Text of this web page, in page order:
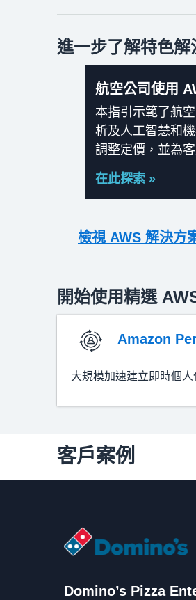
進一步了解特色解
航空公司使用
本指引示範了航
析及人工智慧和
調整定價，並為
在此探索 »
檢視 AWS 解決方
開始使用精選
Amazon
大規模加速建立即時個
客戶案例
Domino’s Pizza